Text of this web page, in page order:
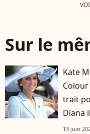
Sur le
Kate
trait
Diana
13 juin